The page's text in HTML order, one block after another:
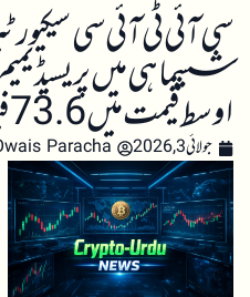
ششماہی میں
اوسط قیمت میں 73.6 فیصد اضافہ
جولائی 3, 2026 Paracha